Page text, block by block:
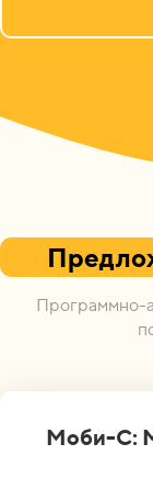
Программно-
Моби-С: